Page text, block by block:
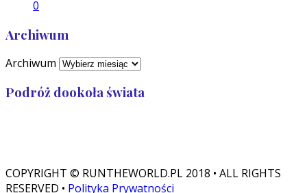
0
Archiwum
Archiwum
Podróż dookoła świata
COPYRIGHT © RUNTHEWORLD.PL 2018 • ALL RIGHTS
RESERVED • Polityka Prywatności